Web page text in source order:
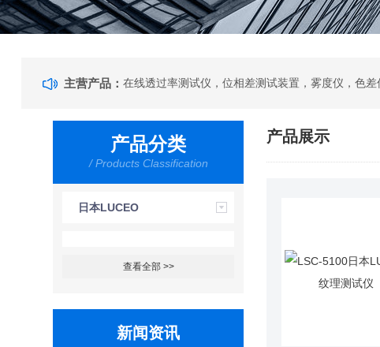
主营产品：
产品分类
/ Products Classification
日本LUCEO
查看全部 >>
新闻资讯
产品展示